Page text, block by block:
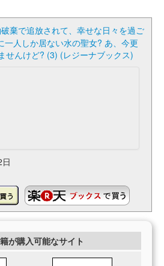
棄で追放されて、幸せな日々を過ご
人しか居ない水の聖女? あ、今更
せんけど? (3) (レジーナブックス)
が購入可能なサイト